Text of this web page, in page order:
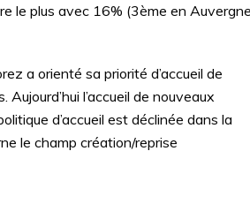
le plus avec 16% (3ème en
a orienté sa priorité d’accueil de
l’accueil de nouveaux
d’accueil est déclinée dans la
le champ création/reprise